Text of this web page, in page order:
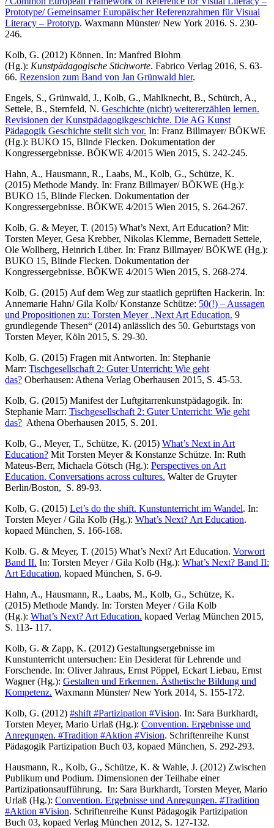
Prototype/ Gemeinsamer Europäischer Referenzrahmen für Visual
Literacy – Prototyp. Waxmann Münster/ New York 2016. S. 230-
246.
Kolb, G. (2012) Können. In: Manfred Blohm
(Hg.): Kunstpädagogische Stichworte. Fabrico Verlag 2016, S. 63-
66. Rezension zum Band von Jan Grünwald hier.
Engels, S., Grünwald, J., Kolb, G., Mahlknecht, B., Schürch, A.,
Settele, B., Sternfeld, N. Geschichte (nicht) weitererzählen lernen.
Revisionen der Kunstpädagogikgeschichte. Die AG Kunst
Pädagogik Geschichte stellt sich vor. In: Franz Billmayer/ BÖKWE
(Hg.): BUKO 15, Blinde Flecken. Dokumentation der
Kongressergebnisse. BÖKWE 4/2015 Wien 2015, S. 242-245.
Hahn, A., Hausmann, R., Laabs, M., Kolb, G., Schütze, K.
(2015) Methode Mandy. In: Franz Billmayer/ BÖKWE (Hg.):
BUKO 15, Blinde Flecken. Dokumentation der
Kongressergebnisse. BÖKWE 4/2015 Wien 2015, S. 264-267.
Kolb, G. & Meyer, T. (2015) What’s Next, Art Education? Mit:
Torsten Meyer, Gesa Krebber, Nikolas Klemme, Bernadett Settele,
Ole Wollberg, Heinrich Lüber. In: Franz Billmayer/ BÖKWE (Hg.):
BUKO 15, Blinde Flecken. Dokumentation der
Kongressergebnisse. BÖKWE 4/2015 Wien 2015, S. 268-274.
Kolb, G. (2015) Auf dem Weg zur staatlich geprüften Hackerin. In:
Annemarie Hahn/ Gila Kolb/ Konstanze Schütze: 50(!) – Aussagen
und Propositionen zu: Torsten Meyer „Next Art Education. 9
grundlegende Thesen“ (2014) anlässlich des 50. Geburtstags von
Torsten Meyer, Köln 2015, S. 29-30.
Kolb, G. (2015) Fragen mit Antworten. In: Stephanie
Marr: Tischgesellschaft 2: Guter Unterricht: Wie geht
das? Oberhausen: Athena Verlag Oberhausen 2015, S. 45-53.
Kolb, G. (2015) Manifest der Luftgitarrenkunstpädagogik. In:
Stephanie Marr: Tischgesellschaft 2: Guter Unterricht: Wie geht
das? Athena Oberhausen 2015, S. 201.
Kolb, G., Meyer, T., Schütze, K. (2015) What’s Next in Art
Education? Mit Torsten Meyer & Konstanze Schütze. In: Ruth
Mateus-Berr, Michaela Götsch (Hg.): Perspectives on Art
Education. Conversations across cultures. Walter de Gruyter
Berlin/Boston, S. 89-93.
Kolb, G. (2015) Let’s do the shift. Kunstunterricht im Wandel. In:
Torsten Meyer / Gila Kolb (Hg.): What’s Next? Art Education.
kopaed München, S. 166-168.
Kolb. G. & Meyer, T. (2015) What’s Next? Art Education. Vorwort
Band II. In: Torsten Meyer / Gila Kolb (Hg.): What’s Next? Band II:
Art Education, kopaed München, S. 6-9.
Hahn, A., Hausmann, R., Laabs, M., Kolb, G., Schütze, K.
(2015) Methode Mandy. In: Torsten Meyer / Gila Kolb
(Hg.): What’s Next? Art Education. kopaed Verlag München 2015,
S. 113- 117.
Kolb, G. & Zapp, K. (2012) Gestaltungsergebnisse im
Kunstunterricht untersuchen: Ein Desiderat für Lehrende und
Forschende. In: Oliver Jahraus, Ernst Pöppel, Eckart Liebau, Ernst
Wagner (Hg.): Gestalten und Erkennen. Ästhetische Bildung und
Kompetenz. Waxmann Münster/ New York 2014, S. 155-172.
Kolb, G. (2012) #shift #Partizipation #Vision. In: Sara Burkhardt,
Torsten Meyer, Mario Urlaß (Hg.): Convention. Ergebnisse und
Anregungen. #Tradition #Aktion #Vision. Schriftenreihe Kunst
Pädagogik Partizipation Buch 03, kopaed München, S. 292-293.
Hausmann, R., Kolb, G., Schütze, K. & Wahle, J. (2012) Zwischen
Publikum und Podium. Dimensionen der Teilhabe einer
Partizipationsaufführung. In: Sara Burkhardt, Torsten Meyer, Mario
Urlaß (Hg.): Convention. Ergebnisse und Anregungen. #Tradition
#Aktion #Vision. Schriftenreihe Kunst Pädagogik Partizipation
Buch 03, kopaed Verlag München 2012, S. 127-132.